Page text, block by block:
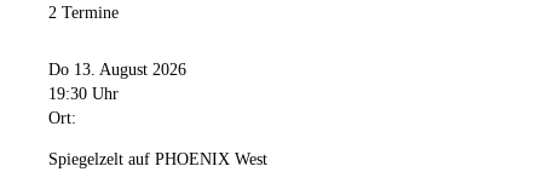
2 Termine
Do 13. August 2026
19:30 Uhr
Ort:
Spiegelzelt auf PHOENIX West